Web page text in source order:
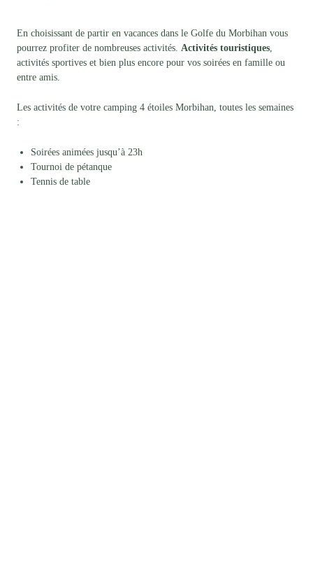
En choisissant de partir en vacances dans le Golfe du Morbihan vous
pourrez profiter de nombreuses activités. Activités touristiques,
activités sportives et bien plus encore pour vos soirées en famille ou
entre amis.
Les activités de votre camping 4 étoiles Morbihan, toutes les semaines
:
Soirées animées jusqu’à 23h
Tournoi de pétanque
Tennis de table